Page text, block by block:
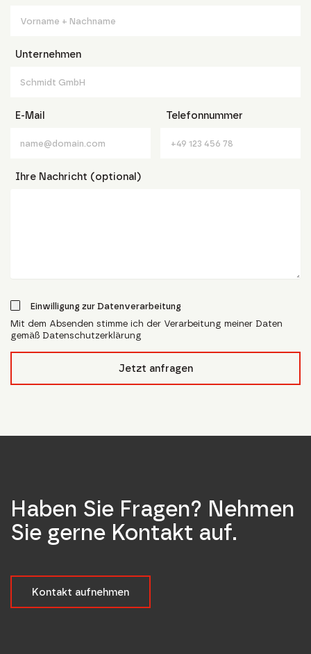
Unternehmen
E-Mail Telefonnummer
Ihre Nachricht (optional)
Einwilligung zur Datenverarbeitung
Mit dem Absenden stimme ich der Verarbeitung meiner Daten
gemäß Datenschutzerklärung
Jetzt anfragen
Haben Sie Fragen? Nehmen
Sie gerne Kontakt auf.
Kontakt aufnehmen